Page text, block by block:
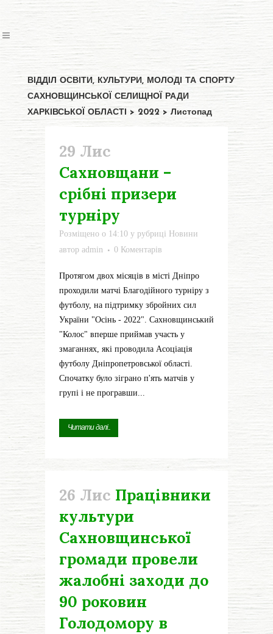
ВІДДІЛ ОСВІТИ, КУЛЬТУРИ, МОЛОДІ ТА СПОРТУ
САХНОВЩИНСЬКОЇ СЕЛИЩНОЇ РАДИ
ХАРКІВСЬКОЇ ОБЛАСТІ > 2022 > Листопад
29 Лис
Сахновщани –
срібні призери
турніру
Розміщено о 14:10 у рубриці Новини
автор admin 0 Коментарів
Протягом двох місяців в місті Дніпро
проходили матчі Благодійного турніру з
футболу, на підтримку збройних сил
України "Осінь - 2022". Сахновщинський
"Колос" вперше приймав участь у
змаганнях, які проводила Асоціація
футболу Дніпропетровської області.
Спочатку було зіграно п'ять матчів у
групі і не програвши...
Читати далі...
26 Лис Працівники
культури
Сахновщинської
громади провели
жалобні заходи до
90 роковин
Голодомору в